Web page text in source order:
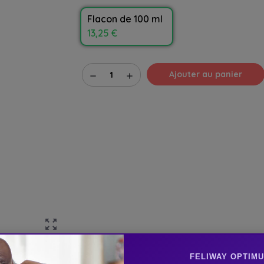
zoom_out_map
Flacon de 100 ml
13,25 €
remove add Ajouter au panier
FELIWAY